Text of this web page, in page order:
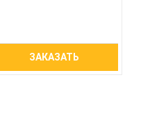
ЗАКАЗАТЬ